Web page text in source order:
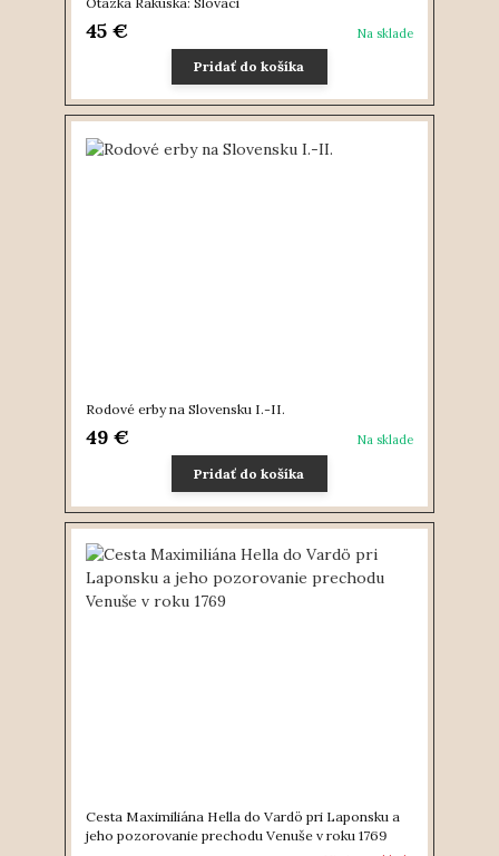
45 € Na sklade
Pridať do košíka
Rodové erby na Slovensku I.-II.
49 € Na sklade
Pridať do košíka
Cesta Maximiliána Hella do Vardö pri Laponsku a
jeho pozorovanie prechodu Venuše v roku 1769